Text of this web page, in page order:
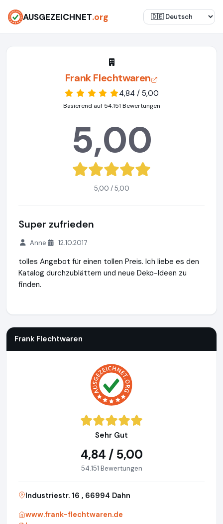
AUSGEZEICHNET.org
Frank Flechtwaren
4,84 / 5,00
Basierend auf 54.151 Bewertungen
5,00
5,00 / 5,00
Super zufrieden
Anne 12.10.2017
tolles Angebot für einen tollen Preis. Ich liebe es den
Katalog durchzublättern und neue Deko-Ideen zu
finden.
Frank Flechtwaren
Sehr Gut
4,84 / 5,00
54.151 Bewertungen
Industriestr. 16 , 66994 Dahn
www.frank-flechtwaren.de